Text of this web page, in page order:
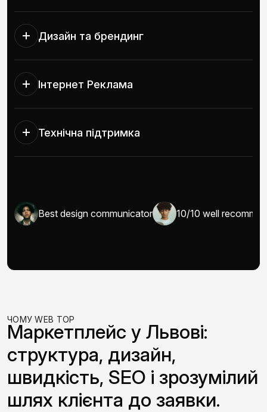
Дизайн та брендинг
Інтернет Реклама
Технічна підтримка
Best design communicator 10/10 well
ЧОМУ WEB TOP
Маркетплейс у Львові:
структура, дизайн,
швидкість, SEO і зрозумілий
шлях клієнта до заявки.